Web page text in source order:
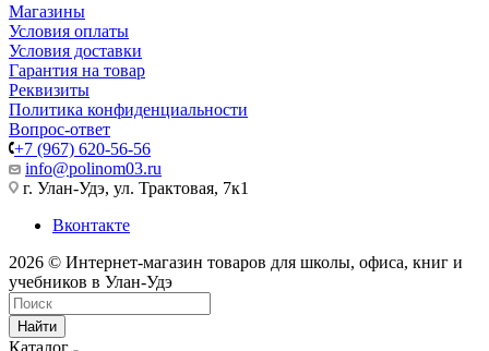
Магазины
Условия оплаты
Условия доставки
Гарантия на товар
Реквизиты
Политика конфиденциальности
Вопрос-ответ
+7 (967) 620-56-56
info@polinom03.ru
г. Улан-Удэ, ул. Трактовая, 7к1
Вконтакте
2026 © Интернет-магазин товаров для школы, офиса, книг и
учебников в Улан-Удэ
Найти
Каталог